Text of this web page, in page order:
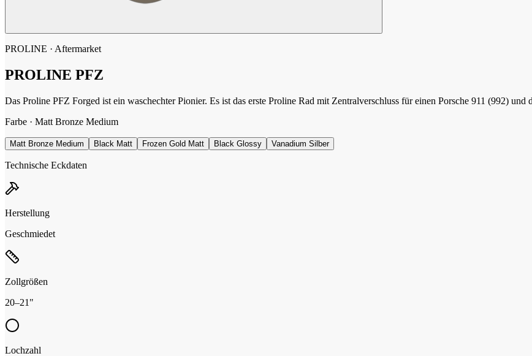
PROLINE · Aftermarket
PROLINE PFZ
Das Proline PFZ Forged ist ein waschechter Pionier. Es ist das erste Proline Rad mit Zentralverschluss für einen Porsche 911 (992)
Farbe · Matt Bronze Medium
Matt Bronze Medium Black Matt Frozen Gold Matt Black Glossy Vanadium Silber
Technische Eckdaten
Herstellung
Geschmiedet
Zollgrößen
20–21"
Lochzahl